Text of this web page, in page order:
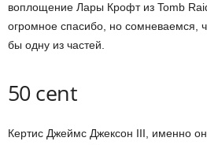
воплощение Лары Крофт из Tomb
огромное спасибо, но сомневаемся,
бы одну из частей.
50 cent
Кертис Джеймс Джексон III, именно